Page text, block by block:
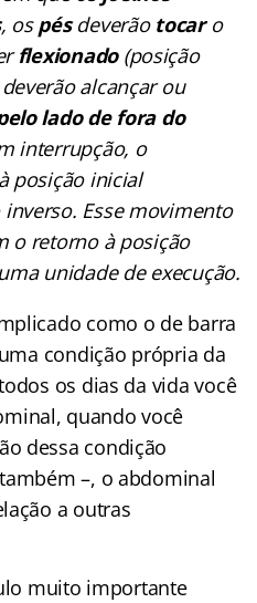
, ospésdeverão tocaro
flexionado(posição
alcançar ou
lado de fora do
interrupção, o
posição inicial
Esse movimento
o retorno à posição
unidade de execução.
como o de barra
condição própria da
os dias da vida você
quando você
dessa condição
–, o abdominal
a outras
muito importante